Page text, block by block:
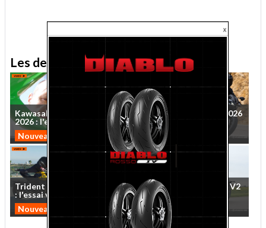
Les derniers essais MNC
Kawasaki
ZX-10R
2026: l'essai
...
Nouveautés 2026
Essai Kawasaki
2026
:le roadster
Nouveautés 2026
Trident
660
: l'essaividéo
...
Nouveautés 2026
Essai QJMotor
V2
2026:cruise
Custom